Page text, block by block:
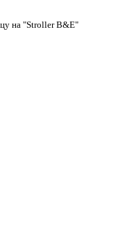
на "Stroller B&E"